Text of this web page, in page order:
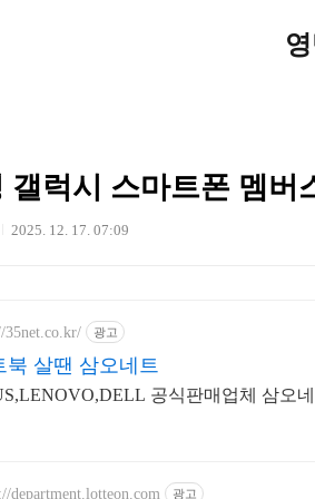
갤럭시 스마트폰 멤버
2025. 12. 17. 07:09
35net.co.kr/ 광고
북 살땐 삼오네트
공식판매업체 삼오
department.lotteon.com 광고